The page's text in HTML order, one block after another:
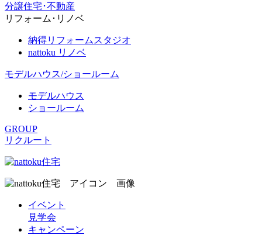
分譲住宅･不動産
リフォーム･リノベ
納得リフォームスタジオ
nattoku リノベ
モデルハウス/ショールーム
モデルハウス
ショールーム
GROUP
リクルート
イベント
見学会
キャンペーン